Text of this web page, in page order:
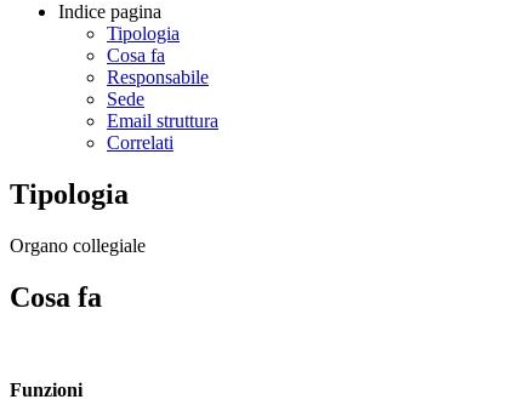
Indice pagina
Tipologia
Cosa fa
Responsabile
Sede
Email struttura
Correlati
Tipologia
Organo collegiale
Cosa fa
Funzioni